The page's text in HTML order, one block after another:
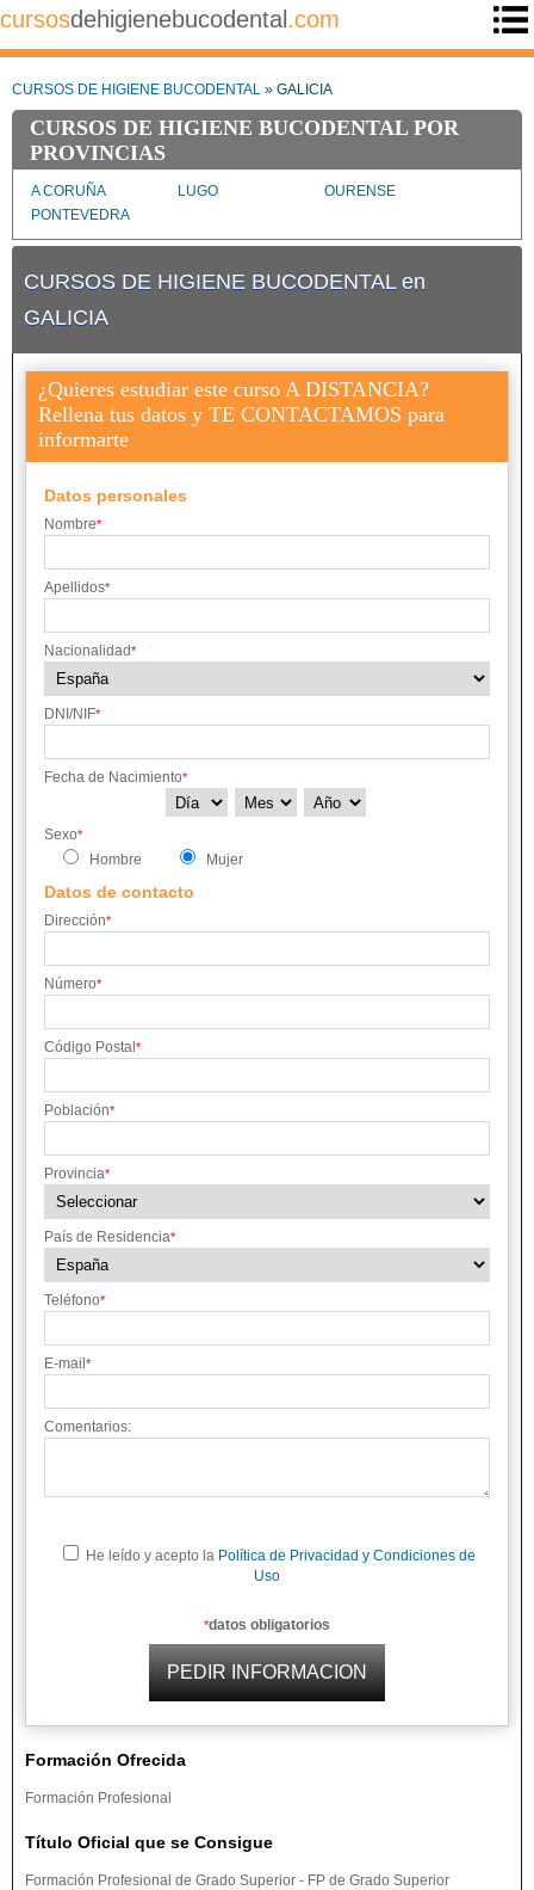
cursosdehigienebucodental .com
CURSOS DE HIGIENE BUCODENTAL » GALICIA
CURSOS DE HIGIENE BUCODENTAL POR
PROVINCIAS
A CORUÑA LUGO
OURENSE
PONTEVEDRA
CURSOS DE HIGIENE BUCODENTAL en
GALICIA
¿Quieres estudiar este curso A DISTANCIA?
Rellena tus datos y TE CONTACTAMOS para
informarte
Datos personales
Nombre*
Apellidos*
Nacionalidad*
DNI/NIF*
Fecha de Nacimiento*
Sexo*
Hombre Mujer
Datos de contacto
Dirección*
Número*
Código Postal *
Población*
Provincia*
País de Residencia*
Teléfono*
E-mail *
Comentarios:
He leído y acepto la Política de Privacidad y Condiciones de
Uso
*datos obligatorios
Formación Ofrecida
Formación Profesional
Título Oficial que se Consigue
Formación Profesional de Grado Superior - FP de Grado Superior